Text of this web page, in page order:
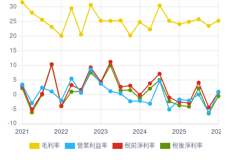
毛利率 營業利益率 稅前淨利率 稅後淨利率